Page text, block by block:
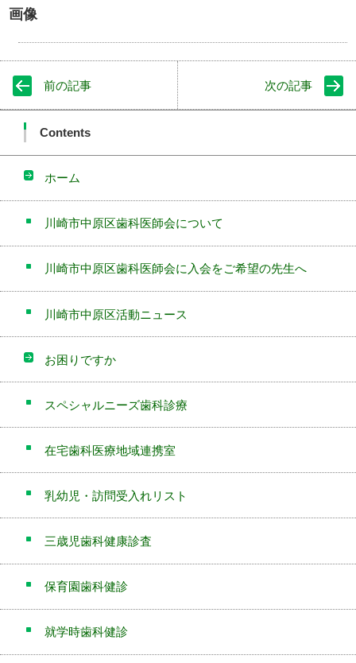
画像
前の記事 次の記事
Contents
ホーム
川崎市中原区歯科医師会について
川崎市中原区歯科医師会に入会をご希望の先生へ
川崎市中原区活動ニュース
お困りですか
スペシャルニーズ歯科診療
在宅歯科医療地域連携室
乳幼児・訪問受入れリスト
三歳児歯科健康診査
保育園歯科健診
就学時歯科健診